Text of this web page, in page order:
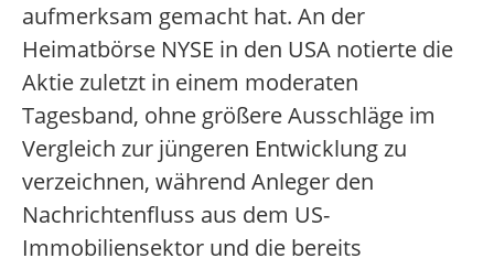
aufmerksam gemacht hat. An der
Heimatbörse NYSE in den USA notierte die
Aktie zuletzt in einem moderaten
Tagesband, ohne größere Ausschläge im
Vergleich zur jüngeren Entwicklung zu
verzeichnen, während Anleger den
Nachrichtenfluss aus dem US-
Immobiliensektor und die bereits